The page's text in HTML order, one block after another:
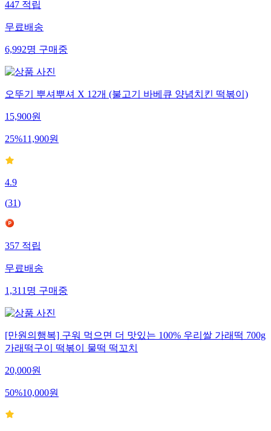
447적립
무료배송
6,992명구매중
오뚜기 뿌셔뿌셔 X 12개 (불고기 바베큐 양념치킨 떡볶이)
15,900원
25%11,900원
4.9
(31)
357적립
무료배송
1,311명구매중
[만원의행복] 구워 먹으면 더 맛있는 100% 우리쌀 가래떡 700g
가래떡구이 떡볶이 물떡 떡꼬치
20,000원
50%10,000원